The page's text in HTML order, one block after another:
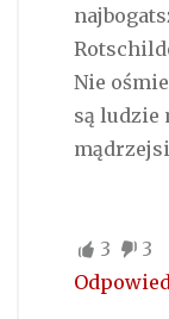
Nie
są ludzie
3
3